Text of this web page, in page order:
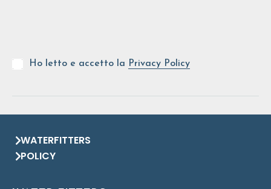
Ho letto e accetto la Privacy Policy
WATERFITTERS
POLICY